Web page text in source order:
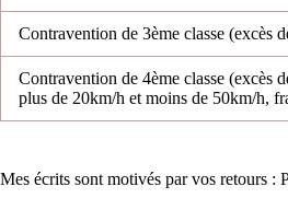
Contravention de 3ème classe (excès
Contravention de 4ème classe (excès
plus de 20km/h et moins de 50km/h,
Mes écrits sont motivés par vos retours :